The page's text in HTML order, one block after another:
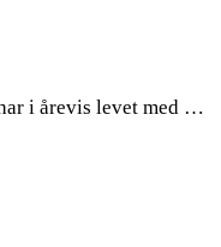
i årevis levet med …